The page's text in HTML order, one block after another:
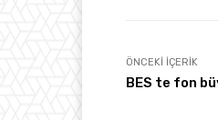
ÖNCEKI İÇERIK
BES te fon